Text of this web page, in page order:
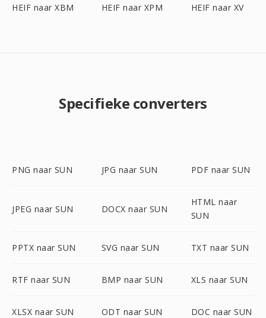
HEIF naar XBM HEIF naar XPM HEIF naar XV
Specifieke converters
PNG naar SUN JPG naar SUN PDF naar SUN
JPEG naar SUN DOCX naar SUN
HTML naar
SUN
PPTX naar SUN SVG naar SUN TXT naar SUN
RTF naar SUN BMP naar SUN XLS naar SUN
XLSX naar SUN ODT naar SUN DOC naar SUN